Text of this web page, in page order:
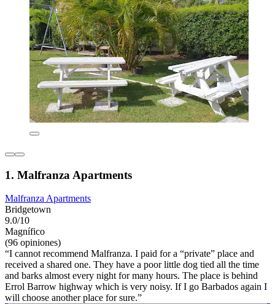
1. Malfranza Apartments
Malfranza Apartments
Bridgetown
9.0/10
Magnífico
(96 opiniones)
“I cannot recommend Malfranza. I paid for a “private” place and
received a shared one. They have a poor little dog tied all the time
and barks almost every night for many hours. The place is behind
Errol Barrow highway which is very noisy. If I go Barbados again I
will choose another place for sure.”